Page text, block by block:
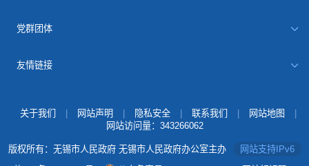
党群团体
友情链接
关于我们 网站声明 隐私安全 联系我们 网站地图
网站访问量： 343266062
版权所有：无锡市人民政府 无锡市人民政府办公室主办
网站支持IPv6